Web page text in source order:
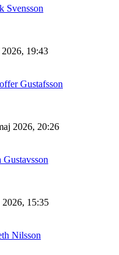
Svensson
19:43
Gustafsson
2026, 20:26
Gustavsson
15:35
Nilsson